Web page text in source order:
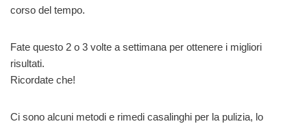
corso del tempo.
Fate questo 2 o 3 volte a settimana per ottenere i migliori
risultati.
Ricordate che!
Ci sono alcuni metodi e rimedi casalinghi per la pulizia, lo